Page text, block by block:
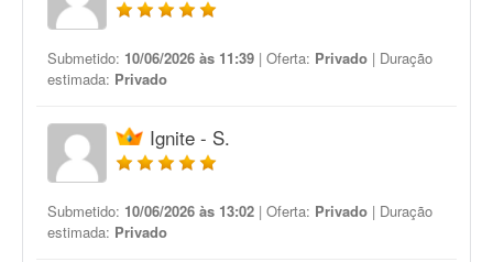
Submetido: 10/06/2026 às 11:39 | Oferta: Privado | Duração
estimada: Privado
Ignite - S.
Submetido: 10/06/2026 às 13:02 | Oferta: Privado | Duração
estimada: Privado